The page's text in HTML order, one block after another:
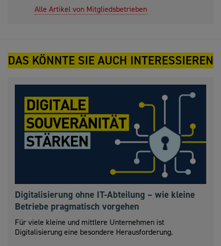
Alle Artikel von Mitgliedsbetrieben
DAS KÖNNTE SIE AUCH INTERESSIEREN
Digitalisierung ohne IT-Abteilung – wie kleine
Betriebe pragmatisch vorgehen
Für viele kleine und mittlere Unternehmen ist
Digitalisierung eine besondere Herausforderung.